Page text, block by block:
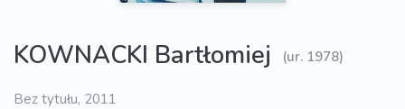
KOWNACKI Bartłomiej (ur. 1978)
Bez tytułu, 2011